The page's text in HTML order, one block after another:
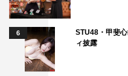
6
STU48・甲斐
ィ披露